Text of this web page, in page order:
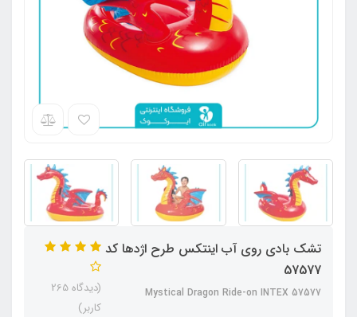
تشک بادی روی آب اینتکس طرح اژدها کد
57577
Mystical Dragon Ride-on INTEX 57577
(دیدگاه 265
کاربر)